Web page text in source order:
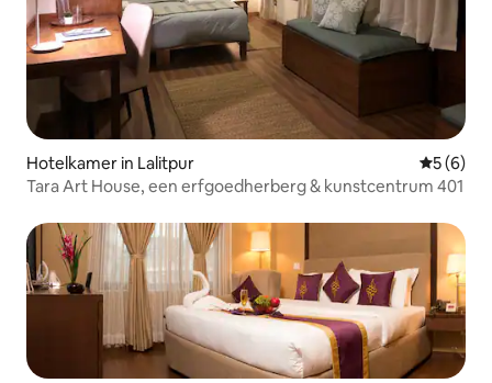
Hotelkamer in Lalitpur
5 (6)
Tara Art House, een erfgoedherberg & kunstcentrum 401